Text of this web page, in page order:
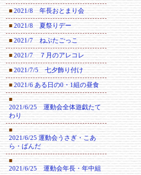
■ 2021/8 年長おとまり会
■ 2021/8 夏祭りデー
■ 2021/7 ねぷたごっこ
■ 2021/7 ７月のアレコレ
■ 2021/7/5 七夕飾り付け
■ 2021/6 ある日の0・1組の昼食
■
2021/6/25 運動会全体遊戯たて
わり
■
2021/6/25 運動会うさぎ・こあ
ら・ぱんだ
■
2021/6/25 運動会年長・年中組